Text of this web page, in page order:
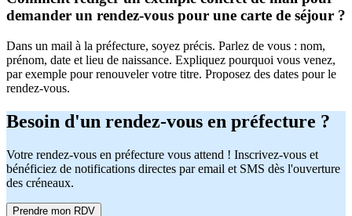
demander un rendez-vous pour une carte de séjour ?
Dans un mail à la préfecture, soyez précis. Parlez de vous : nom,
prénom, date et lieu de naissance. Expliquez pourquoi vous venez,
par exemple pour renouveler votre titre. Proposez des dates pour le
rendez-vous.
Besoin d'un rendez-vous en préfecture ?
Votre rendez-vous en préfecture vous attend ! Inscrivez-vous et
bénéficiez de notifications directes par email et SMS dès l'ouverture
des créneaux.
Prendre mon RDV